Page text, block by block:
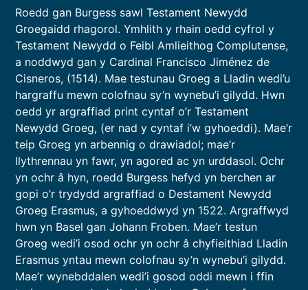
Roedd gan Burgess sawl Testament Newydd
Groegaidd rhagorol. Ymhlith y rhain oedd cyfrol y
Testament Newydd o Feibl Amlieithog Complutense,
a noddwyd gan y Cardinal Francisco Jiménez de
Cisneros, (1514). Mae testunau Groeg a Lladin wedi’u
hargraffu mewn colofnau sy’n wynebu’i gilydd. Hwn
oedd yr argraffiad print cyntaf o’r Testament
Newydd Groeg, (er nad y cyntaf i’w gyhoeddi). Mae’r
teip Groeg yn arbennig o drawiadol; mae’r
llythrennau yn fawr, yn agored ac yn urddasol. Ochr
yn ochr â hyn, roedd Burgess hefyd yn berchen ar
gopi o’r trydydd argraffiad o Destament Newydd
Groeg Erasmus, a gyhoeddwyd yn 1522. Argraffwyd
hwn yn Basel gan Johann Froben. Mae’r testun
Groeg wedi’i osod ochr yn ochr â chyfieithiad Lladin
Erasmus yntau mewn colofnau sy’n wynebu’i gilydd.
Mae’r wynebddalen wedi’i gosod oddi mewn i ffin